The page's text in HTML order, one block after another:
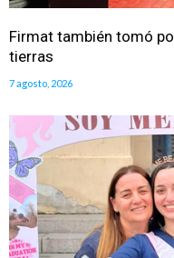
Firmat también tomó
tierras
7 agosto, 2026